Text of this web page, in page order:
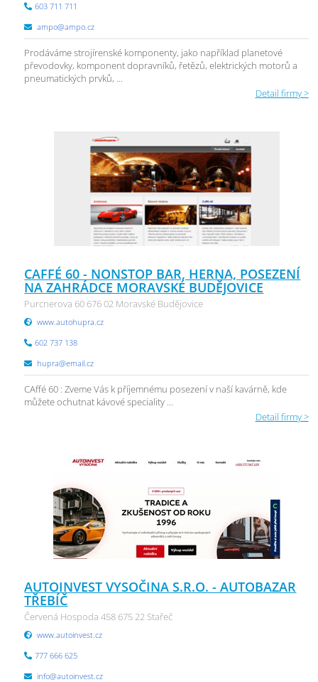
603 711 711
ampo@ampo.cz
Prodáváme strojírenské komponenty, jako například planetové
převodovky, komponent dopravníků, řetězů, elektrických motorů a
pneumatických prvků, ...
Detail firmy >
CAFFÉ 60 - NONSTOP BAR, HERNA, POSEZENÍ
NA ZAHRÁDCE MORAVSKÉ BUDĚJOVICE
Purcnerova 60 676 02 Moravské Budějovice
www.autohupra.cz
602 737 138
hupra@email.cz
CAffé 60 : Zveme Vás k příjemnému posezení v naší kavárně, kde
můžete ochutnat kávové speciality ...
Detail firmy >
AUTOINVEST VYSOČINA S.R.O. - AUTOBAZAR
TŘEBÍČ
Červená Hospoda 458 675 22 Stařeč
www.autoinvest.cz
777 666 625
info@autoinvest.cz